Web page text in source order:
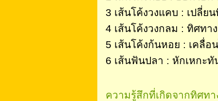
3 เส้นโค้งวงแคบ : เปลี่ย
4 เส้นโค้งวงกลม : ทิศทา
5 เส้นโค้งก้นหอย : เคลื่
6 เส้นฟันปลา : หักเหกะ
ความรู้สึกที่เกิดจากทิศทา